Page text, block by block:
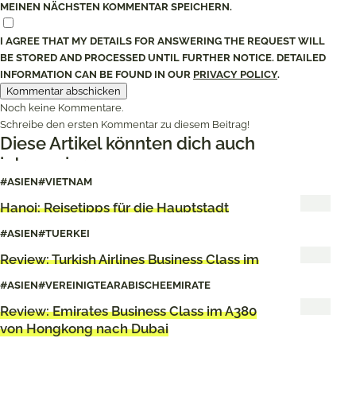
MEINEN NÄCHSTEN KOMMENTAR SPEICHERN.
I AGREE THAT MY DETAILS FOR ANSWERING THE REQUEST WILL
BE STORED AND PROCESSED UNTIL FURTHER NOTICE. DETAILED
INFORMATION CAN BE FOUND IN OUR PRIVACY POLICY.
Noch keine Kommentare.
Schreibe den ersten Kommentar zu diesem Beitrag!
Diese Artikel könnten dich auch
interessieren
#ASIEN#VIETNAM
Hanoi: Reisetipps für die Hauptstadt
#ASIEN#TUERKEI
Review: Turkish Airlines Business Class im
#ASIEN#VEREINIGTEARABISCHEEMIRATE
Review: Emirates Business Class im A380
von Hongkong nach Dubai